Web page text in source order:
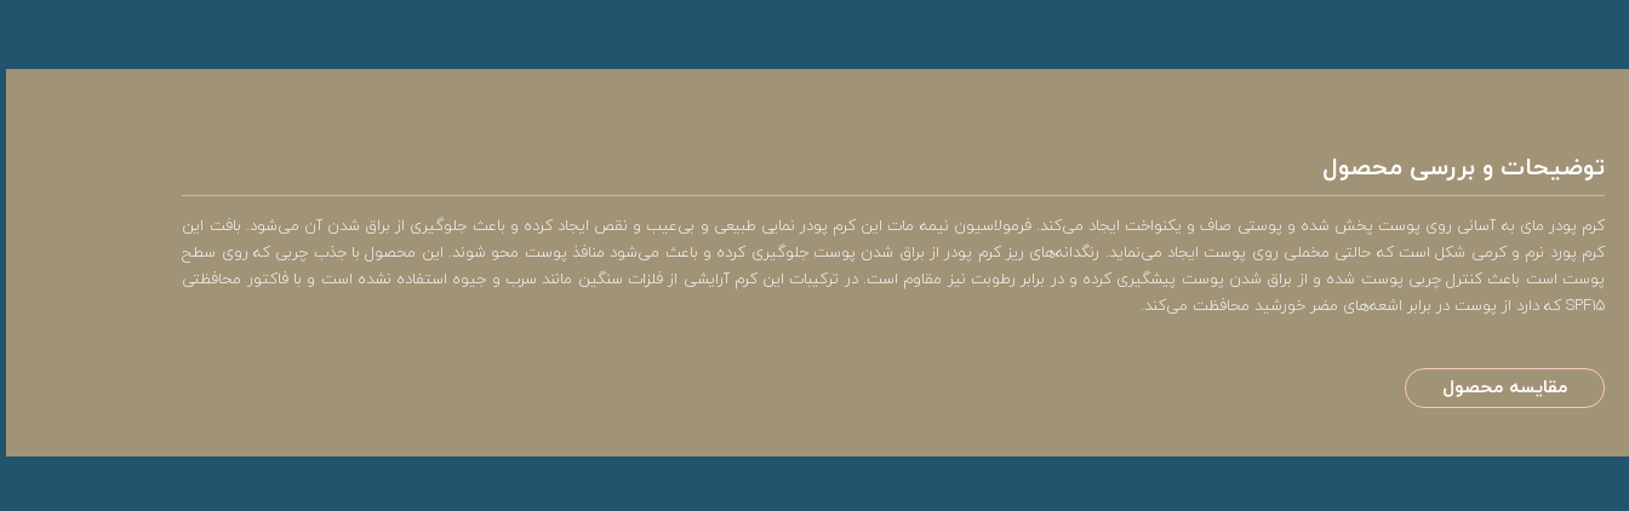
توضیحات و بررسی محصول
کرم پودر مای به آسانی روی پوست پخش شده و پوستی صاف و یکنواخت ایجاد می‌کند. فرمولاسیون نیمه مات این کرم پودر نمایی طبیعی و بی‌عیب و نقص ایجاد کرده و باعث جلوگیری از براق شدن آن می‌شود. بافت این
کرم پورد نرم و کرمی شکل است که حالتی مخملی روی پوست ایجاد می‌نماید. رنگدانه‌های ریز کرم پودر از براق شدن پوست جلوگیری کرده و باعث می‌شود منافذ پوست محو شوند. این محصول با جذب چربی که روی سطح
پوست است باعث کنترل چربی پوست شده و از براق شدن پوست پیشگیری کرده و در برابر رطوبت نیز مقاوم است. در ترکیبات این کرم آرایشی از فلزات سنگین مانند سرب و جیوه استفاده نشده است و با فاکتور محافظتی
SPF15 که دارد از پوست در برابر اشعه‌های مضر خورشید محافظت می‌کند.
مقایسه محصول